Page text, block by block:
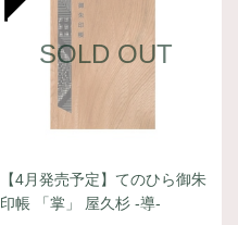
SOLD OUT
【4月発売予定】てのひら御朱
印帳 「掌」 屋久杉 -導-